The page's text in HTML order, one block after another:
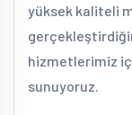
yüksek kaliteli
hizmetlerimiz
sunuyoruz.